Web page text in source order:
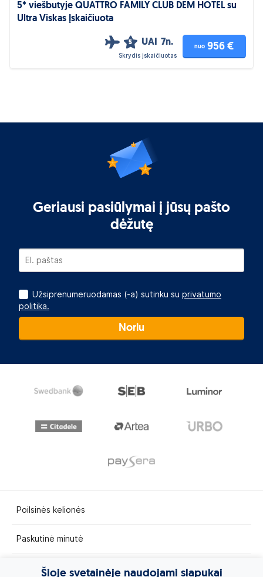
5* viešbutyje QUATTRO FAMILY CLUB DEM HOTEL su
Ultra Viskas Įskaičiuota
5 UAI 7n.
Skrydis įskaičiuotas
nuo 956 €
Geriausi pasiūlymai į jūsų pašto
dėžutę
Užsiprenumeruodamas (-a) sutinku su privatumo
politika.
Noriu
Poilsinės kelionės
Paskutinė minutė
Egzotinės kelionės
Šioje svetainėje naudojami slapukai